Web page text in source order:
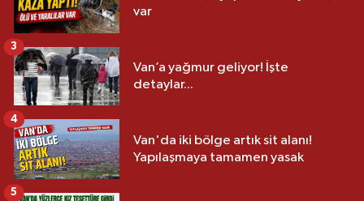
var
Van’a yağmur geliyor! İşte
detaylar...
3
Van'da iki bölge artık sit alanı!
Yapılaşmaya tamamen yasak
4
5